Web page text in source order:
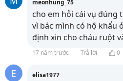
meonhung_75
cho em hỏi cái vụ đúng
vì bác mình có hộ khẩu
định xin cho cháu ruột
17 năm trước Trả lời 0
E elisa1977